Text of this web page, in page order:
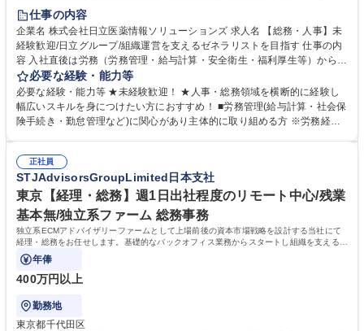
住宅手当あり
育休あり
完全週休2日制 交通費支給 土日祝休み 寮・社宅あり
仕事の内容
企業名 株式会社日立医薬情報ソリューションズ 求人名 【総務・人事】未
経験歓迎/日立グループ/組織運営を支えるゼネラリストを目指す 仕事の内
容 入社直後は労務（労務管理・給与計算・安全衛生・福利厚生等）からお
任せいたします。将来は総務・採用・教育業務へ守備範囲を広げ、組織運
営を支えるゼネラリストをめざせます。 ・初期業務：労働時間管理、給与
計算、社会保険対応、福利厚生管理、安全衛生、健康経営推進等をお任せ
します。ご経験に応じて、休職者管理など、幅広く経験を積んでいただき
幅広く経験を積みたい意欲がある方に最適な環境です。 募集職種 【総
務・人事】未経験歓迎/日立グループ/組織運営を支えるゼネラリストを目
指す
必要な経験・能力等
必要な経験・能力等 ★未経験歓迎！ ★人事・総務領域を横断的に経験し
幅広いスキルを身につけたい方におすすめ！ ■労務管理(給与計算・社会保
険手続き・勤怠管理など)に関心があり主体的に取り組める方 ※労務経験
のご経験 ■労務管理（給与計算・社会保険手続き・勤怠管理など）の経験
■衛生管理者の資格をお持ちの方 学歴・資格 学歴：大学院 大学 高専 短大
専修学校 高校 語学力： 資格：
正社員
STJAdvisorsGroupLimited日本支社
東京【経理・総務】週1日出社程度のリモート中心/残業
基本無/独立系ファーム 総務事務
独立系ECMアドバイザリーファームとして上場前後の資本市場戦略を設計する当社にて
経理・総務をお任せします。基礎的なバックオフィス業務からスタートし組織を支える専
任担当として広く活躍できる環境です。
年俸
400万円以上
勤務地
東京都千代田区